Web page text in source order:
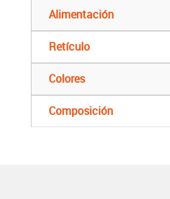
Alimentación
Retículo
Colores
Composición